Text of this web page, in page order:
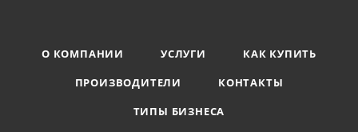
О КОМПАНИИ УСЛУГИ
КАК КУПИТЬ
ПРОИЗВОДИТЕЛИ
КОНТАКТЫ
ТИПЫ БИЗНЕСА